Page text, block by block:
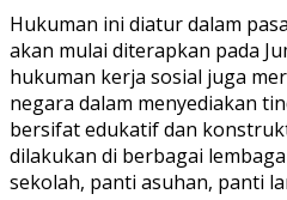
Hukuman ini diatur dalam
akan mulai diterapkan pada
hukuman kerja sosial juga
negara dalam menyediakan
bersifat edukatif dan
dilakukan di berbagai
sekolah, panti asuhan, panti